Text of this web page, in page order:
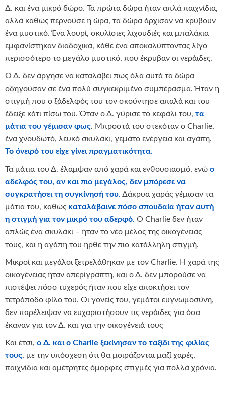
Δ. και ένα μικρό δώρο. Τα πρώτα δώρα ήταν απλά παιχνίδια,
αλλά καθώς περνούσε η ώρα, τα δώρα άρχισαν να κρύβουν
ένα μυστικό. Ένα λουρί, σκυλίσιες λιχουδιές και μπαλάκια
εμφανίστηκαν διαδοχικά, κάθε ένα αποκαλύπτοντας λίγο
περισσότερο το μεγάλο μυστικό, που έκρυβαν οι νεράιδες.
Ο Δ. δεν άργησε να καταλάβει πως όλα αυτά τα δώρα
οδηγούσαν σε ένα πολύ συγκεκριμένο συμπέρασμα. Ήταν η
στιγμή που ο ξάδελφός του τον σκούντησε απαλά και του
έδειξε κάτι πίσω του. Όταν ο Δ. γύρισε το κεφάλι του, τα
μάτια του γέμισαν φως. Μπροστά του στεκόταν ο Charlie,
ένα χνουδωτό, λευκό σκυλάκι, γεμάτο ενέργεια και αγάπη.
Το όνειρό του είχε γίνει πραγματικότητα.
Τα μάτια του Δ. έλαμψαν από χαρά και ενθουσιασμό, ενώ ο
αδελφός του, αν και πιο μεγάλος, δεν μπόρεσε να
συγκρατήσει τη συγκίνησή του. Δάκρυα χαράς γέμισαν τα
μάτια του, καθώς καταλάβαινε πόσο σπουδαία ήταν αυτή
η στιγμή για τον μικρό του αδερφό. Ο Charlie δεν ήταν
απλώς ένα σκυλάκι – ήταν το νέο μέλος της οικογένειάς
τους, και η αγάπη του ήρθε την πιο κατάλληλη στιγμή.
Μικροί και μεγάλοι ξετρελάθηκαν με τον Charlie. Η χαρά της
οικογένειας ήταν απερίγραπτη, και ο Δ. δεν μπορούσε να
πιστέψει πόσο τυχερός ήταν που είχε αποκτήσει τον
τετράποδο φίλο του. Οι γονείς του, γεμάτοι ευγνωμοσύνη,
δεν παρέλειψαν να ευχαριστήσουν τις νεράιδες για όσα
έκαναν για τον Δ. και για την οικογένειά τους
Και έτσι, ο Δ. και ο Charlie ξεκίνησαν το ταξίδι της φιλίας
τους, με την υπόσχεση ότι θα μοιράζονται μαζί χαρές,
παιχνίδια και αμέτρητες όμορφες στιγμές για πολλά χρόνια.